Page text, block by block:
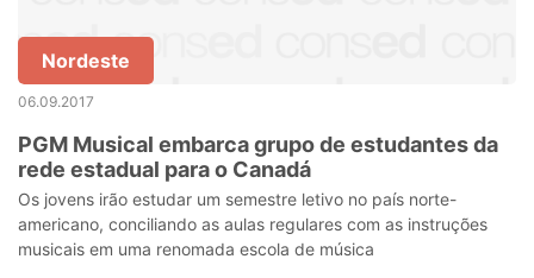
Nordeste
06.09.2017
PGM Musical embarca grupo de estudantes da
rede estadual para o Canadá
Os jovens irão estudar um semestre letivo no país norte-
americano, conciliando as aulas regulares com as instruções
musicais em uma renomada escola de música